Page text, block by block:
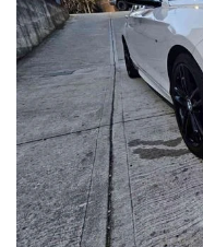
DICONO DI NOI
CONTATTI
AREA COMMERCIANTI